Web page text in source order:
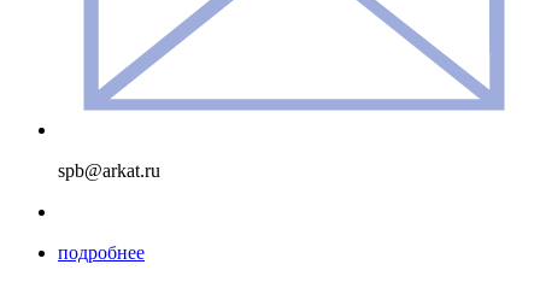
spb@arkat.ru
подробнее